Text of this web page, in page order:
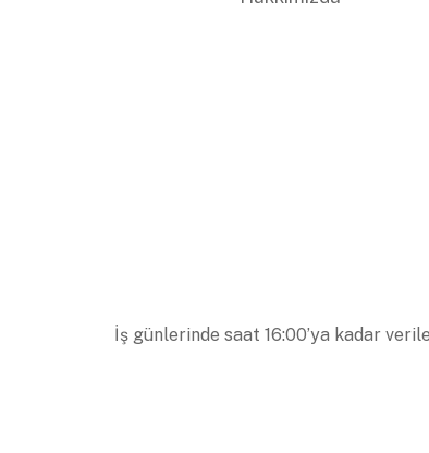
İş günlerinde saat 16:00’ya kadar